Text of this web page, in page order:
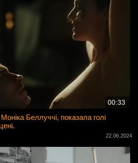
00:33
Беллуччі, показала голі
22.06.2024